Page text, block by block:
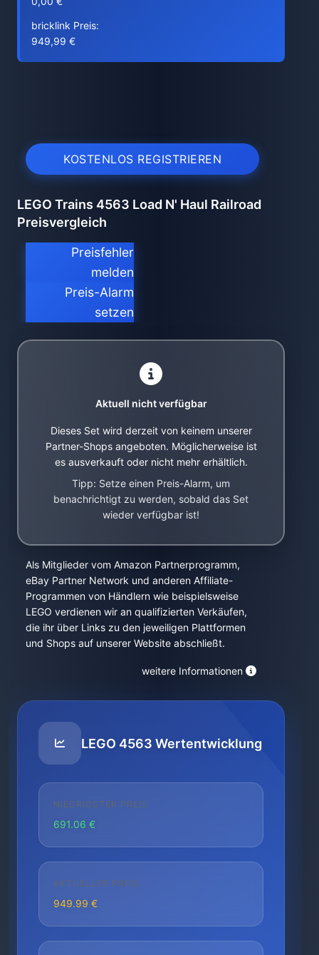
bricklink Preis:
949,99 €
KOSTENLOS REGISTRIEREN
LEGO Trains 4563 Load N' Haul Railroad
Preisvergleich
Preisfehler
melden
Preis-Alarm
setzen
Aktuell nicht verfügbar
Dieses Set wird derzeit von keinem unserer
Partner-Shops angeboten. Möglicherweise ist
es ausverkauft oder nicht mehr erhältlich.
Tipp: Setze einen Preis-Alarm, um
benachrichtigt zu werden, sobald das Set
wieder verfügbar ist!
Als Mitglieder vom Amazon Partnerprogramm,
eBay Partner Network und anderen Affiliate-
Programmen von Händlern wie beispielsweise
LEGO verdienen wir an qualifizierten Verkäufen,
die ihr über Links zu den jeweiligen Plattformen
und Shops auf unserer Website abschließt.
weitere Informationen
LEGO 4563 Wertentwicklung
NIEDRIGSTER PREIS
691.06 €
AKTUELLER PREIS
949.99 €